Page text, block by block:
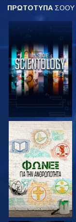
ΠΡΩΤΟΤΥΠΑ ΣΟΟΥ
ΕΞΕΡΕΥΝΗΣΤΕ ΤΗ
ΣΕΙΡΑ